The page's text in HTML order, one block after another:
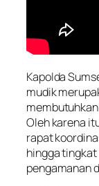
Kapolda
mudik
Oleh karena
rapat
hingga
pengamanan